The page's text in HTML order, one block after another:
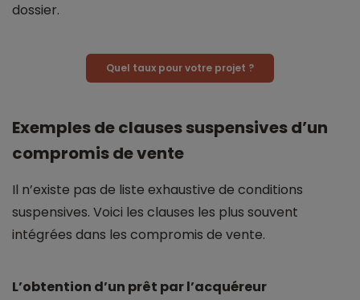
dossier.
Quel taux pour votre projet ?
Exemples de clauses suspensives d’un
compromis de vente
Il n’existe pas de liste exhaustive de conditions
suspensives. Voici les clauses les plus souvent
intégrées dans les compromis de vente.
L’obtention d’un prêt par l’acquéreur